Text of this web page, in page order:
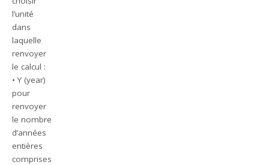
l’unité
dans
laquelle
renvoyer
le calcul :
• Y (year)
pour
renvoyer
le nombre
d’années
entières
comprises